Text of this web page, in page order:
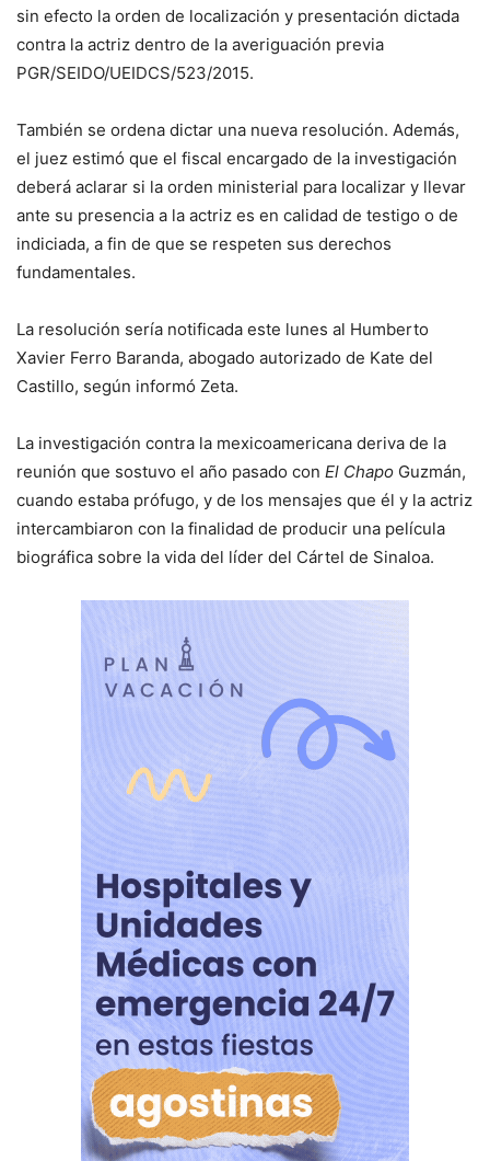
sin efecto la orden de localización y presentación dictada
contra la actriz dentro de la averiguación previa
PGR/SEIDO/UEIDCS/523/2015.
También se ordena dictar una nueva resolución. Además,
el juez estimó que el fiscal encargado de la investigación
deberá aclarar si la orden ministerial para localizar y llevar
ante su presencia a la actriz es en calidad de testigo o de
indiciada, a fin de que se respeten sus derechos
fundamentales.
La resolución sería notificada este lunes al Humberto
Xavier Ferro Baranda, abogado autorizado de Kate del
Castillo, según informó Zeta.
La investigación contra la mexicoamericana deriva de la
reunión que sostuvo el año pasado con El Chapo Guzmán,
cuando estaba prófugo, y de los mensajes que él y la actriz
intercambiaron con la finalidad de producir una película
biográfica sobre la vida del líder del Cártel de Sinaloa.